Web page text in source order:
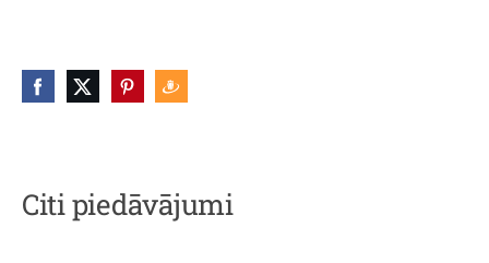
Citi piedāvājumi